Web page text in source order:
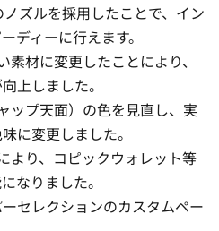
ズルを採用したことで、イン
ディーに行えます。
材に変更したことにより、
上しました。
プ天面）の色を見直し、実
に変更しました。
り、コピックウォレット等
なりました。
セレクションのカスタムペー